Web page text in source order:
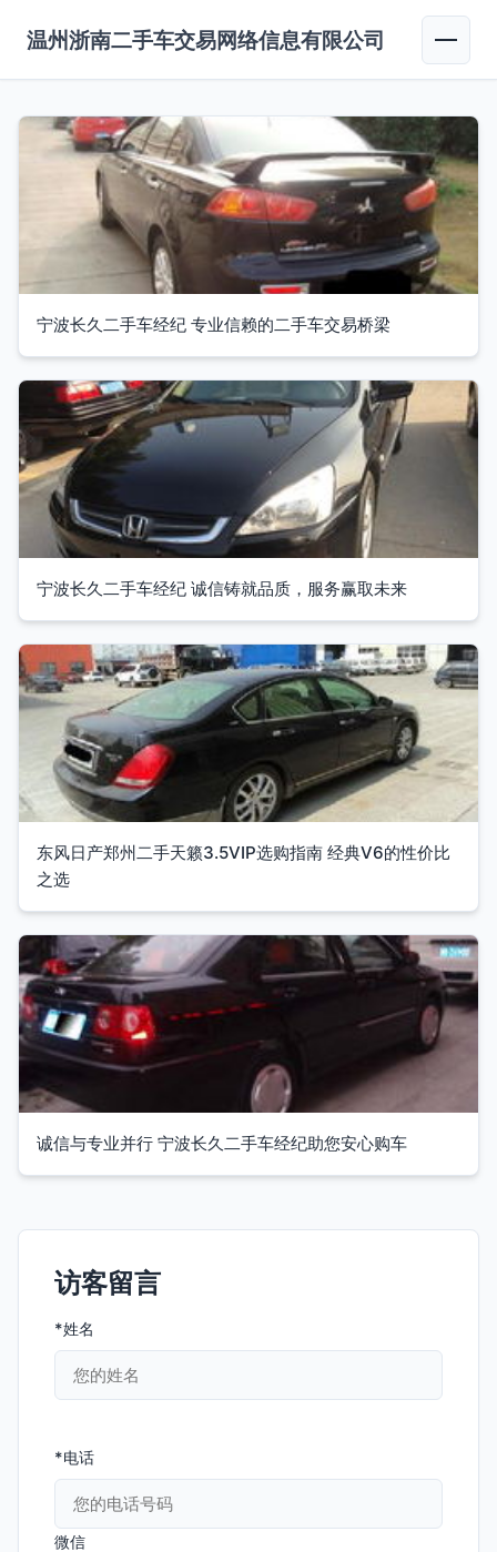
温州浙南二手车交易网络信息有限公司
宁波长久二手车经纪 专业信赖的二手车交易桥梁
宁波长久二手车经纪 诚信铸就品质，服务赢取未来
东风日产郑州二手天籁3.5VIP选购指南 经典V6的性价比
之选
诚信与专业并行 宁波长久二手车经纪助您安心购车
访客留言
*姓名
*电话
微信